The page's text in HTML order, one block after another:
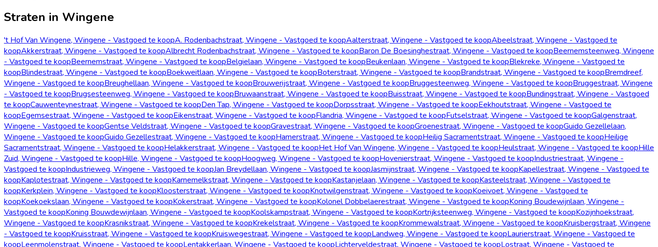
Straten in Wingene
't Hof Van Wingene, Wingene - Vastgoed te koopA. Rodenbachstraat, Wingene - Vastgoed te koopAalterstraat, Wingene - Vastgoed te koopAbeelstraat, Wingene - Vastgoed te
koopAkkerstraat, Wingene - Vastgoed te koopAlbrecht Rodenbachstraat, Wingene - Vastgoed te koopBaron De Boesinghestraat, Wingene - Vastgoed te koopBeernemsteenweg, Wingene
- Vastgoed te koopBeernemstraat, Wingene - Vastgoed te koopBelgielaan, Wingene - Vastgoed te koopBeukenlaan, Wingene - Vastgoed te koopBlekreke, Wingene - Vastgoed te
koopBlindestraat, Wingene - Vastgoed te koopBoekweitlaan, Wingene - Vastgoed te koopBoterstraat, Wingene - Vastgoed te koopBrandstraat, Wingene - Vastgoed te koopBremdreef,
Wingene - Vastgoed te koopBreughellaan, Wingene - Vastgoed te koopBrouwerijstraat, Wingene - Vastgoed te koopBruggesteenweg, Wingene - Vastgoed te koopBruggestraat, Wingene
- Vastgoed te koopBrugsesteenweg, Wingene - Vastgoed te koopBruwaanstraat, Wingene - Vastgoed te koopBuisstraat, Wingene - Vastgoed te koopBundingstraat, Wingene - Vastgoed
te koopCauwenteynestraat, Wingene - Vastgoed te koopDen Tap, Wingene - Vastgoed te koopDorpsstraat, Wingene - Vastgoed te koopEekhoutstraat, Wingene - Vastgoed te
koopEgemsestraat, Wingene - Vastgoed te koopEikenstraat, Wingene - Vastgoed te koopFlandria, Wingene - Vastgoed te koopFutselstraat, Wingene - Vastgoed te koopGalgenstraat,
Wingene - Vastgoed te koopGentse Veldstraat, Wingene - Vastgoed te koopGravestraat, Wingene - Vastgoed te koopGroenestraat, Wingene - Vastgoed te koopGuido Gezellelaan,
Wingene - Vastgoed te koopGuido Gezellestraat, Wingene - Vastgoed te koopHamerstraat, Wingene - Vastgoed te koopHeilig Sacramentstraat, Wingene - Vastgoed te koopHeilige
Sacramentstraat, Wingene - Vastgoed te koopHelakkerstraat, Wingene - Vastgoed te koopHet Hof Van Wingene, Wingene - Vastgoed te koopHeulstraat, Wingene - Vastgoed te koopHille
Zuid, Wingene - Vastgoed te koopHille, Wingene - Vastgoed te koopHoogweg, Wingene - Vastgoed te koopHovenierstraat, Wingene - Vastgoed te koopIndustriestraat, Wingene -
Vastgoed te koopIndustrieweg, Wingene - Vastgoed te koopJan Breydellaan, Wingene - Vastgoed te koopJasmijnstraat, Wingene - Vastgoed te koopKapellestraat, Wingene - Vastgoed te
koopKaplotestraat, Wingene - Vastgoed te koopKarnemelkstraat, Wingene - Vastgoed te koopKastanjelaan, Wingene - Vastgoed te koopKasteelstraat, Wingene - Vastgoed te
koopKerkplein, Wingene - Vastgoed te koopKloosterstraat, Wingene - Vastgoed te koopKnotwilgenstraat, Wingene - Vastgoed te koopKoeivoet, Wingene - Vastgoed te
koopKoekoekslaan, Wingene - Vastgoed te koopKokerstraat, Wingene - Vastgoed te koopKolonel Dobbelaerestraat, Wingene - Vastgoed te koopKoning Boudewijnlaan, Wingene -
Vastgoed te koopKoning Bouwdewijnlaan, Wingene - Vastgoed te koopKoolskampstraat, Wingene - Vastgoed te koopKortrijksteenweg, Wingene - Vastgoed te koopKozijnhoekstraat,
Wingene - Vastgoed te koopKrasnikstraat, Wingene - Vastgoed te koopKrekelstraat, Wingene - Vastgoed te koopKrommewalstraat, Wingene - Vastgoed te koopKruisbergstraat, Wingene
- Vastgoed te koopKruisstraat, Wingene - Vastgoed te koopKruiswegestraat, Wingene - Vastgoed te koopLandweg, Wingene - Vastgoed te koopLaurierstraat, Wingene - Vastgoed te
koopLeenmolenstraat, Wingene - Vastgoed te koopLentakkerlaan, Wingene - Vastgoed te koopLichterveldestraat, Wingene - Vastgoed te koopLostraat, Wingene - Vastgoed te